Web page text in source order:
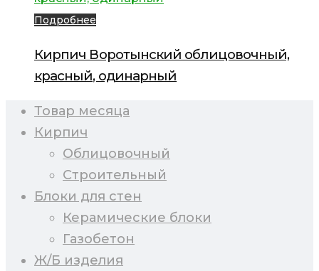
Подробнее
Кирпич Воротынский облицовочный,
красный, одинарный
Товар месяца
Кирпич
Облицовочный
Строительный
Блоки для стен
Керамические блоки
Газобетон
Ж/Б изделия